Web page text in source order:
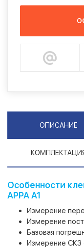
ОПИСАНИЕ
Особенности
APPA A1
Измерение
Измерение
Базовая
Измерение СКЗ